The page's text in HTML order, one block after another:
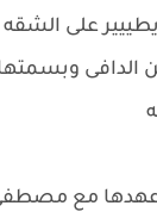
على الشقه
وبسمتها
عهدها مع